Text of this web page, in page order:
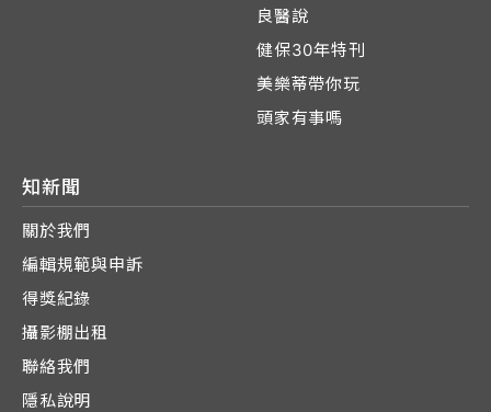
良醫說
健保30年特刊
美樂蒂帶你玩
頭家有事嗎
知新聞
關於我們
編輯規範與申訴
得獎紀錄
攝影棚出租
聯絡我們
隱私說明